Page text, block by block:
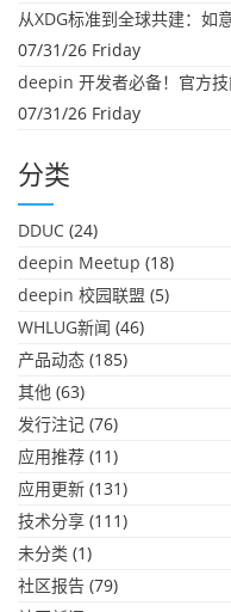
从XDG标准到全球共建：如
07/31/26 Friday
deepin 开发者必备！官方
07/31/26 Friday
分类
DDUC (24)
deepin Meetup (18)
deepin 校园联盟 (5)
WHLUG新闻 (46)
产品动态 (185)
其他 (63)
发行注记 (76)
应用推荐 (11)
应用更新 (131)
技术分享 (111)
未分类 (1)
社区报告 (79)